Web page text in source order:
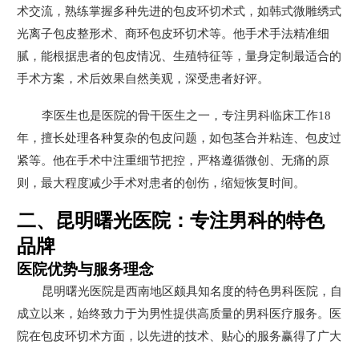
术交流，熟练掌握多种先进的包皮环切术式，如韩式微雕绣式
光离子包皮整形术、商环包皮环切术等。他手术手法精准细
腻，能根据患者的包皮情况、生殖特征等，量身定制最适合的
手术方案，术后效果自然美观，深受患者好评。
李医生也是医院的骨干医生之一，专注男科临床工作18
年，擅长处理各种复杂的包皮问题，如包茎合并粘连、包皮过
紧等。他在手术中注重细节把控，严格遵循微创、无痛的原
则，最大程度减少手术对患者的创伤，缩短恢复时间。
二、昆明曙光医院：专注男科的特色
品牌
医院优势与服务理念
昆明曙光医院是西南地区颇具知名度的特色男科医院，自
成立以来，始终致力于为男性提供高质量的男科医疗服务。医
院在包皮环切术方面，以先进的技术、贴心的服务赢得了广大